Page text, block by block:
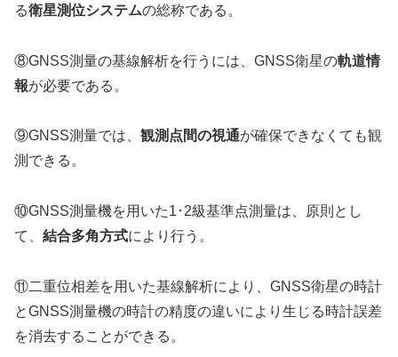
る衛星測位システムの総称である。
⑧GNSS測量の基線解析を行うには、GNSS衛星の軌道情
報が必要である。
⑨GNSS測量では、 観測点間の視通が確保できなくても観
測できる。
⑩GNSS測量機を用いた1･2級基準点測量は、原則とし
て、 結合多角方式により行う。
⑪二重位相差を用いた基線解析により、GNSS衛星の時計
とGNSS測量機の時計の精度の違いにより生じる時計誤差
を消去することができる。